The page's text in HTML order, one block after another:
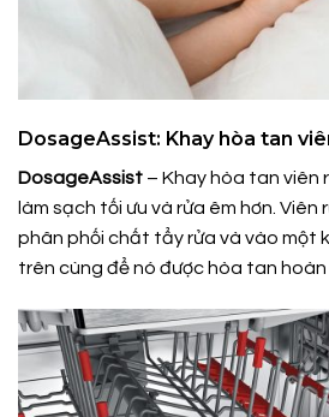
DosageAssist: Khay hòa tan
DosageAssist – Khay hòa tan viên
làm sạch tối ưu và rửa êm hơn.
phân phối chất tẩy rửa và vào một
trên cùng để nó được hòa tan